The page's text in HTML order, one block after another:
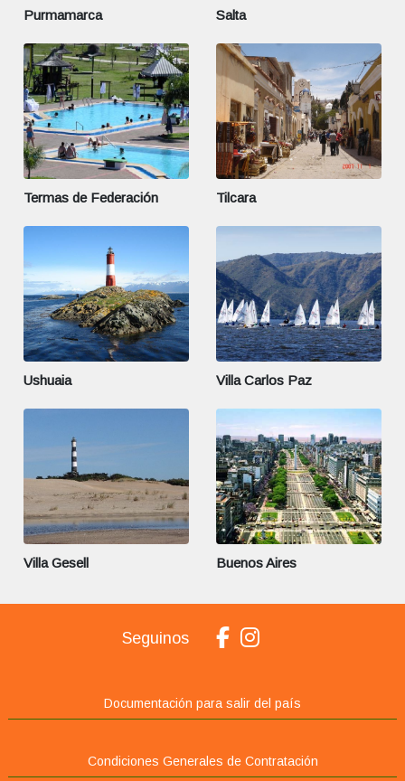
Purmamarca Salta
Termas de Federación Tilcara
Ushuaia Villa Carlos Paz
Villa Gesell Buenos Aires
Seguinos
Documentación para salir del país
Condiciones Generales de Contratación